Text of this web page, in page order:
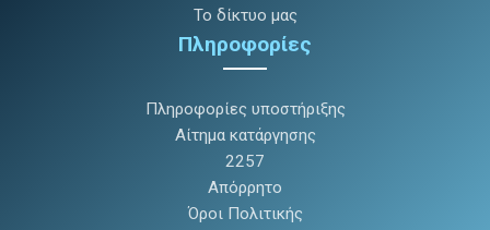
Το δίκτυο μας
Πληροφορίες
Πληροφορίες υποστήριξης
Αίτημα κατάργησης
2257
Απόρρητο
Όροι Πολιτικής